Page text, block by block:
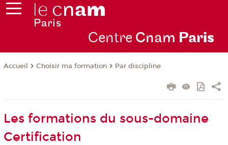
Centre Cnam Paris
Accueil Choisir ma formation Par discipline
Les formations du sous-domaine
Certification